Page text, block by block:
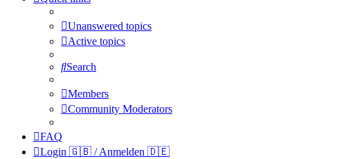
Unanswered topics
Active topics
Search
Members
Community Moderators
FAQ
Login 🇬🇧 / Anmelden 🇩🇪